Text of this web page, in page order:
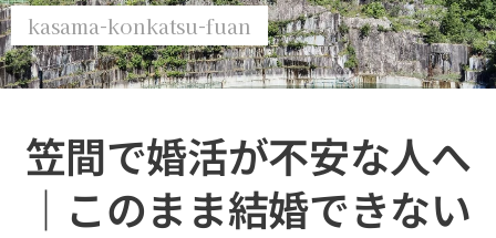
kasama-konkatsu-fuan
笠間で婚活が不安な人へ
｜このまま結婚できない